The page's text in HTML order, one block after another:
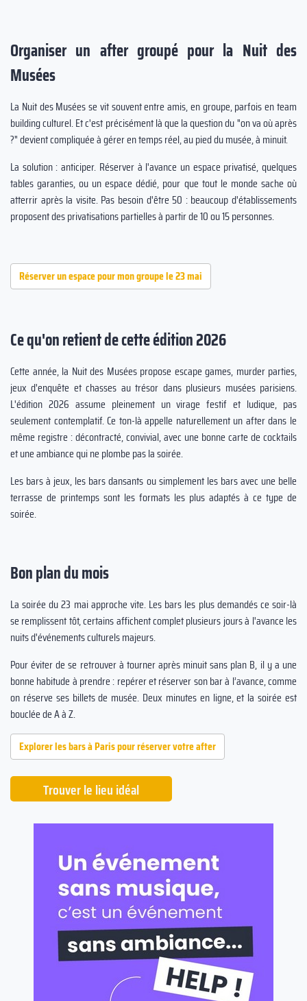
Organiser un after groupé pour la Nuit des
Musées
La Nuit des Musées se vit souvent entre amis, en groupe, parfois en team
building culturel. Et c'est précisément là que la question du "on va où après
?" devient compliquée à gérer en temps réel, au pied du musée, à minuit.
La solution : anticiper. Réserver à l'avance un espace privatisé, quelques
tables garanties, ou un espace dédié, pour que tout le monde sache où
atterrir après la visite. Pas besoin d'être 50 : beaucoup d'établissements
proposent des privatisations partielles à partir de 10 ou 15 personnes.
Réserver un espace pour mon groupe le 23 mai
Ce qu'on retient de cette édition 2026
Cette année, la Nuit des Musées propose escape games, murder parties,
jeux d'enquête et chasses au trésor dans plusieurs musées parisiens.
L'édition 2026 assume pleinement un virage festif et ludique, pas
seulement contemplatif. Ce ton-là appelle naturellement un after dans le
même registre : décontracté, convivial, avec une bonne carte de cocktails
et une ambiance qui ne plombe pas la soirée.
Les bars à jeux, les bars dansants ou simplement les bars avec une belle
terrasse de printemps sont les formats les plus adaptés à ce type de
soirée.
Bon plan du mois
La soirée du 23 mai approche vite. Les bars les plus demandés ce soir-là
se remplissent tôt, certains affichent complet plusieurs jours à l'avance les
nuits d'événements culturels majeurs.
Pour éviter de se retrouver à tourner après minuit sans plan B, il y a une
bonne habitude à prendre : repérer et réserver son bar à l’avance, comme
on réserve ses billets de musée. Deux minutes en ligne, et la soirée est
bouclée de A à Z.
Explorer les bars à Paris pour réserver votre after
Trouver le lieu idéal